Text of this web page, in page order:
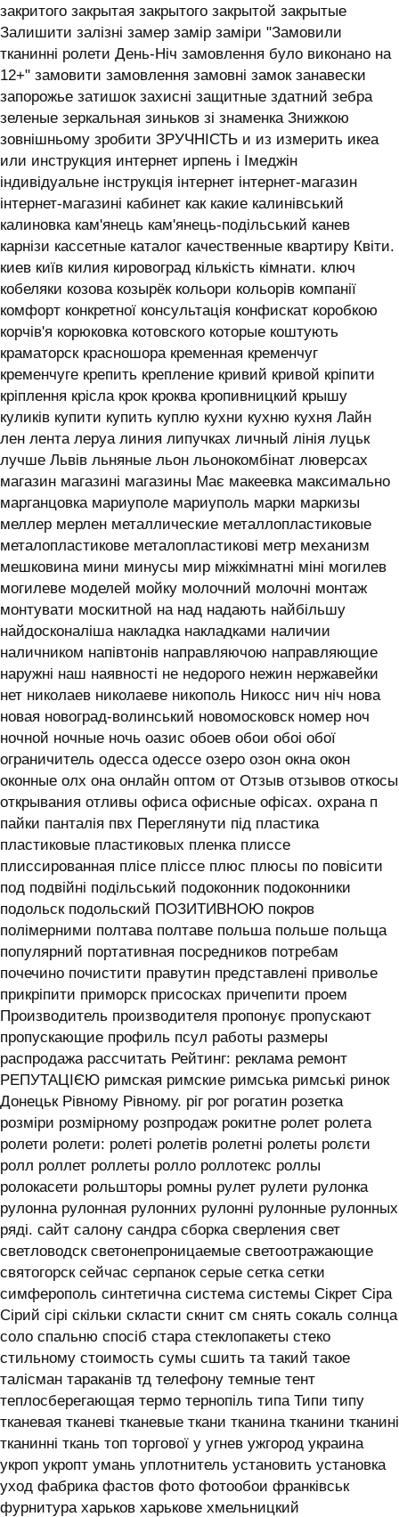
закритого закрытая закрытого закрытой закрытые
Залишити залізні замер замір заміри "Замовили
тканинні ролети День-Ніч замовлення було виконано на
12+" замовити замовлення замовні замок занавески
запорожье затишок захисні защитные здатний зебра
зеленые зеркальная зиньков зі знаменка Знижкою
зовнішньому зробити ЗРУЧНІСТЬ и из измерить икеа
или инструкция интернет ирпень і ‎Імеджін
індивідуальне інструкція інтернет інтернет-магазин
інтернет-магазині кабинет как какие калинівський
калиновка кам'янець кам'янець-подільський канев
карнізи кассетные каталог качественные квартиру Квіти.
киев київ килия кировоград кількість кімнати. ключ
кобеляки козова козырёк кольори кольорів компанії
комфорт конкретної консультація конфискат коробкою
корчів'я корюковка котовского которые коштують
краматорск красношора кременная кременчуг
кременчуге крепить крепление кривий кривой кріпити
кріплення крісла крок кроква кропивницкий крышу
куликів купити купить куплю кухни кухню кухня ‎Лайн
лен лента леруа линия липучках личный лінія луцьк
лучше Львів льняные льон льонокомбінат люверсах
магазин магазині магазины Має макеевка максимально
марганцовка мариуполе мариуполь марки маркизы
меллер мерлен металлические металлопластиковые
металопластикове металопластикові метр механизм
мешковина мини минусы мир міжкімнатні міні могилев
могилеве моделей мойку молочний молочні монтаж
монтувати москитной на над надають найбільшу
найдосконаліша накладка накладками наличии
наличником напівтонів направляючою направляющие
наружні наш наявності не недорого нежин нержавейки
нет николаев николаеве никополь Никосс нич ніч нова
новая новоград-волинський новомосковск номер ноч
ночной ночные ночь оазис обоев обои обоі обої
ограничитель одесса одессе озеро озон окна окон
оконные олх она онлайн оптом от Отзыв отзывов откосы
открывания отливы офиса офисные офісах. охрана п
пайки панталія пвх Переглянути під пластика
пластиковые пластиковых пленка плиссе
плиссированная плісе пліссе плюс плюсы по повісити
под подвійні подільський подоконник подоконники
подольск подольский ПОЗИТИВНОЮ покров
полімерними полтава полтаве польша польше польща
популярний портативная посредников потребам
почечино почистити правутин представлені приволье
прикріпити приморск присосках причепити проем
Производитель производителя пропонує пропускают
пропускающие профиль псул работы размеры
распродажа рассчитать Рейтинг: реклама ремонт
РЕПУТАЦІЄЮ римская римские римська римські ринок
Донецьк Рівному Рівному. ріг рог рогатин розетка
розміри розмірному розпродаж рокитне ролет ролета
ролети ролети: ролеті ролетів ролетні ролеты ролєти
ролл роллет роллеты ролло роллотекс роллы
ролокасети рольшторы ромны рулет рулети рулонка
рулонна рулонная рулонних рулонні рулонные рулонных
ряді. сайт салону сандра сборка сверления свет
светловодск светонепроницаемые светоотражающие
святогорск сейчас серпанок серые сетка сетки
симферополь синтетична система системы ‎Сікрет Сіра
Сірий сірі скільки скласти скнит см снять сокаль солнца
соло спальню спосіб стара стеклопакеты стеко
стильному стоимость сумы сшить та такий такое
талісман тараканів тд телефону темные тент
теплосберегающая термо тернопіль типа Типи типу
тканевая тканеві тканевые ткани тканина тканини тканині
тканинні ткань топ торгової у угнев ужгород украина
укроп укропт умань уплотнитель установить установка
уход фабрика фастов фото фотообои франківськ
фурнитура харьков харькове хмельницкий